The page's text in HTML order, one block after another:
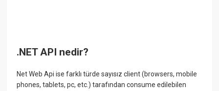
.NET API nedir?
Net Web Api ise farklı türde sayısız client (browsers, mobile
phones, tablets, pc, etc.) tarafından consume edilebilen